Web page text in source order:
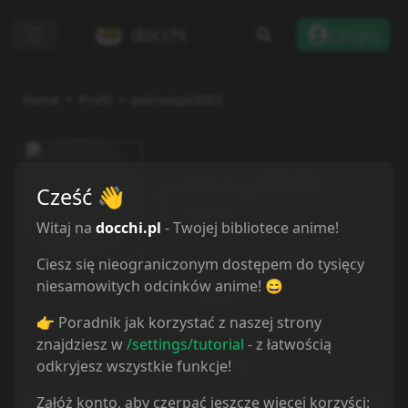
Przegląd
Lista anime
Społeczność
Recenzje
Cześć 👋
Witaj na docchi.pl - Twojej bibliotece anime!
Ciesz się nieograniczonym dostępem do tysięcy
niesamowitych odcinków anime! 😄
👉 Poradnik jak korzystać z naszej strony
znajdziesz w/settings/tutorial - z łatwością
odkryjesz wszystkie funkcje!
Załóż konto, aby czerpać jeszcze więcej korzyści: